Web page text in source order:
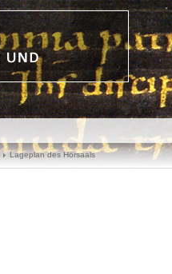
Lageplan des Hörsaals